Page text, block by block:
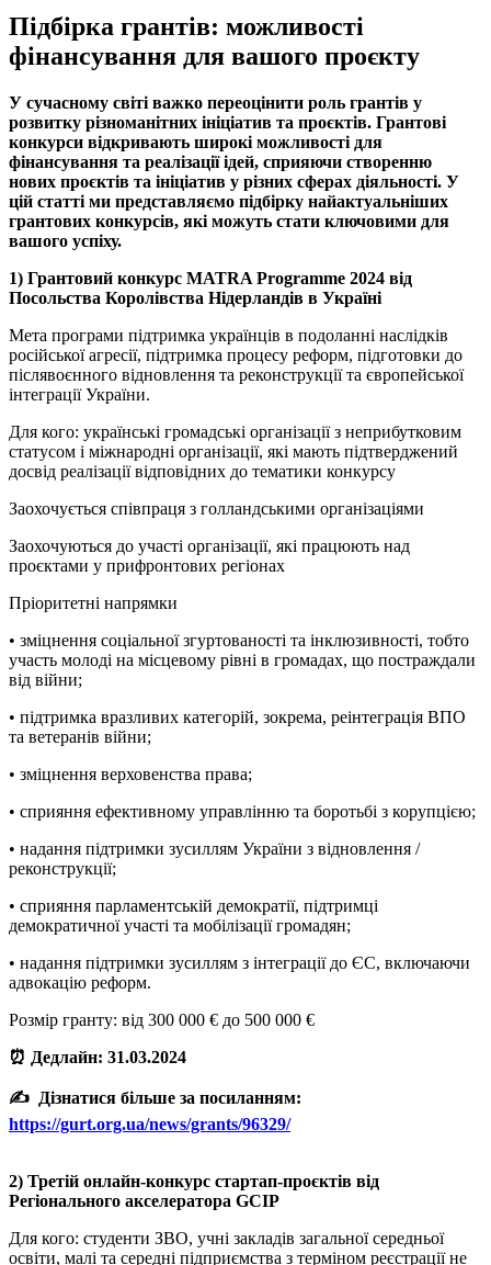
Підбірка грантів: можливості
фінансування для вашого проєкту
У сучасному світі важко переоцінити роль грантів у
розвитку різноманітних ініціатив та проєктів. Грантові
конкурси відкривають широкі можливості для
фінансування та реалізації ідей, сприяючи створенню
нових проєктів та ініціатив у різних сферах діяльності. У
цій статті ми представляємо підбірку найактуальніших
грантових конкурсів, які можуть стати ключовими для
вашого успіху.
1) Грантовий конкурс MATRA Programme 2024 від
Посольства Королівства Нідерландів в Україні
Мета програми підтримка українців в подоланні наслідків
російської агресії, підтримка процесу реформ, підготовки до
післявоєнного відновлення та реконструкції та європейської
інтеграції України.
Для кого: українські громадські організації з неприбутковим
статусом і міжнародні організації, які мають підтверджений
досвід реалізації відповідних до тематики конкурсу
Заохочується співпраця з голландськими організаціями
Заохочуються до участі організації, які працюють над
проєктами у прифронтових регіонах
Пріоритетні напрямки
• зміцнення соціальної згуртованості та інклюзивності, тобто
участь молоді на місцевому рівні в громадах, що постраждали
від війни;
• підтримка вразливих категорій, зокрема, реінтеграція ВПО
та ветеранів війни;
• зміцнення верховенства права;
• сприяння ефективному управлінню та боротьбі з корупцією;
• надання підтримки зусиллям України з відновлення /
реконструкції;
• сприяння парламентській демократії, підтримці
демократичної участі та мобілізації громадян;
• надання підтримки зусиллям з інтеграції до ЄС, включаючи
адвокацію реформ.
Розмір гранту: від 300 000 € до 500 000 €
⏰ Дедлайн: 31.03.2024
✍️ Дізнатися більше за посиланням:
https://gurt.org.ua/news/grants/96329/
2) Третій онлайн-конкурс стартап-проєктів від
Регіонального акселератора GCIP
Для кого: студенти ЗВО, учні закладів загальної середньої
освіти, малі та середні підприємства з терміном реєстрації не